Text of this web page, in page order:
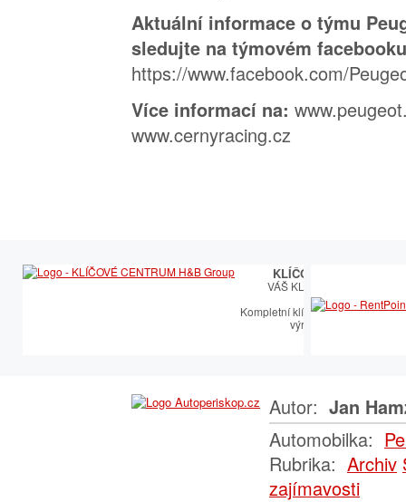
Aktuální informace o týmu
sledujte na týmovém
https://www.facebook.com/
Více informací na:
www.cernyracing.cz
KLÍČOVÉ CENTRUM
VÁŠ KLÍČOVÝ PARTNER
Kompletní klíčařský sortiment
výroby autoklíčů
Autor: Jan
Automobilka:
Rubrika: Archiv
zajímavosti